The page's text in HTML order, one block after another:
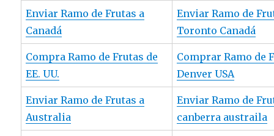
Enviar Ramo de Frutas a
Canadá
Enviar Ramo de
Toronto Canadá
Compra Ramo de Frutas de
EE. UU.
Comprar Ramo de
Denver USA
Enviar Ramo de Frutas a
Australia
Enviar Ramo de
canberra austraila